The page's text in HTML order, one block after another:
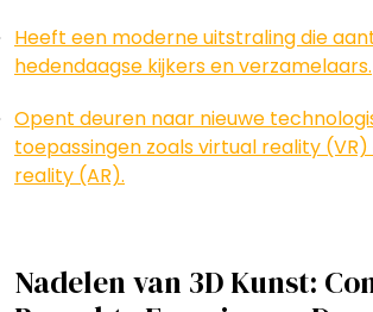
Heeft een moderne uitstraling die
hedendaagse kijkers en verzamelaars.
Opent deuren naar nieuwe
toepassingen zoals virtual reality
reality (AR).
Nadelen van 3D Kunst: